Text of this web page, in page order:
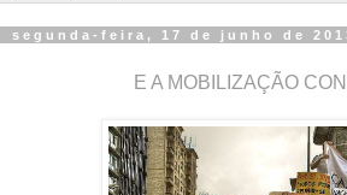
segunda-feira, 17 de junho de
E A MOBILIZAÇÃO